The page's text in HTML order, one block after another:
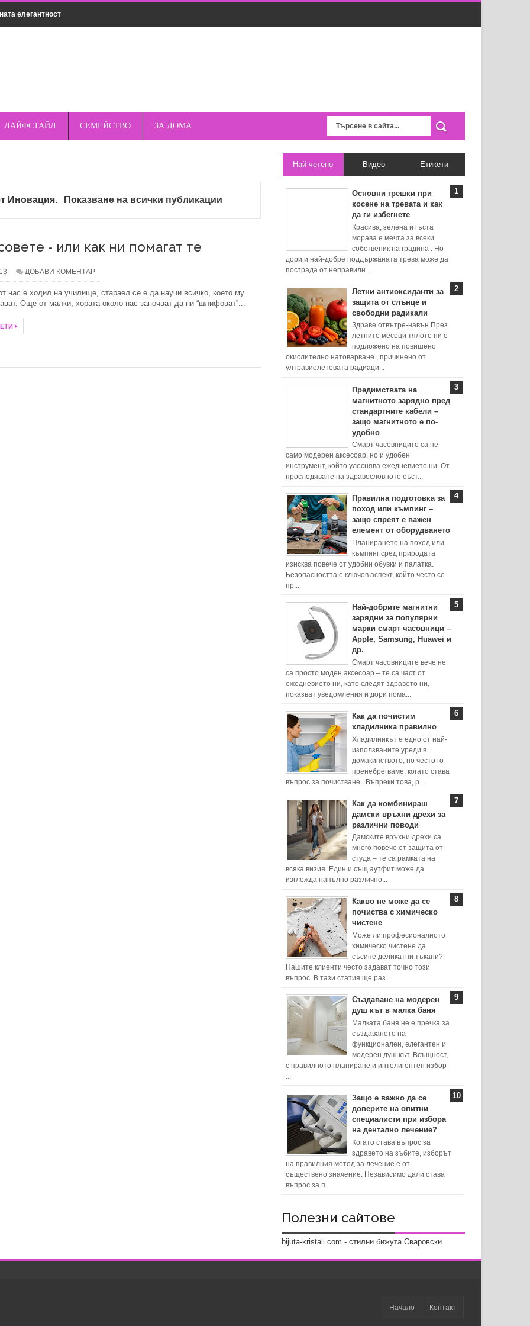
елегантност
за различни поводи
пред стандартните кабели – защо магнитното е по-
и как да ги избегнете
и свободни радикали
баня
ЛАЙФСТАЙЛ СЕМЕЙСТВО ЗА ДОМА
Иновация. Показване на всички публикации
- или как ни помагат те
ДОБАВИ КОМЕНТАР
нас е ходил на училище, стараел се е да научи всичко, което му
Още от малки, хората около нас започват да ни “шлифоват”...
Най-четено Видео Етикети
Основни грешки при
косене на тревата и как
да ги избегнете
Красива, зелена и гъста
морава е мечта за всеки
собственик на градина . Но
дори и най-добре поддържаната трева може да
пострада от неправилн...
Летни антиоксиданти за
защита от слънце и
свободни радикали
Здраве отвътре-навън През
летните месеци тялото ни е
подложено на повишено
окислително натоварване , причинено от
ултравиолетовата радиаци...
Предимствата на
магнитното зарядно пред
стандартните кабели –
защо магнитното е по-
удобно
Смарт часовниците са не
само модерен аксесоар, но и удобен
инструмент, който улеснява ежедневието ни. От
проследяване на здравословното съст...
Правилна подготовка за
поход или къмпинг –
защо спреят е важен
елемент от оборудването
Планирането на поход или
къмпинг сред природата
изисква повече от удобни обувки и палатка.
Безопасността е ключов аспект, който често се
пр...
Най-добрите магнитни
зарядни за популярни
марки смарт часовници –
Apple, Samsung, Huawei и
др.
Смарт часовниците вече не
са просто моден аксесоар – те са част от
ежедневието ни, като следят здравето ни,
показват уведомления и дори пома...
Как да почистим
хладилника правилно
Хладилникът е едно от най-
използваните уреди в
домакинството, но често го
пренебрегваме, когато става
въпрос за почистване . Въпреки това, р...
Как да комбинираш
дамски връхни дрехи за
различни поводи
Дамските връхни дрехи са
много повече от защита от
студа – те са рамката на
всяка визия. Един и същ аутфит може да
изглежда напълно различно...
Какво не може да се
почиства с химическо
чистене
Може ли професионалното
химическо чистене да
съсипе деликатни тъкани?
Нашите клиенти често задават точно този
въпрос. В тази статия ще раз...
Създаване на модерен
душ кът в малка баня
Малката баня не е пречка за
създаването на
функционален, елегантен и
модерен душ кът. Всъщност,
с правилното планиране и интелигентен избор
Защо е важно да се
доверите на опитни
специалисти при избора
на дентално лечение?
Когато става въпрос за
здравето на зъбите, изборът
на правилния метод за лечение е от
съществено значение. Независимо дали става
въпрос за п...
Полезни сайтове
bijuta-kristali.com - стилни бижута Сваровски
Начало Контакт